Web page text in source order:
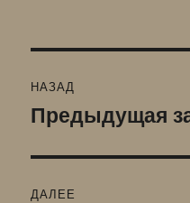
по
НАЗАД
Предыдущая
Предыдущая
ДАЛЕЕ